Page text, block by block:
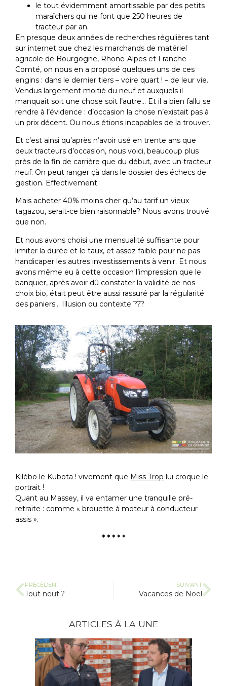
le tout évidemment amortissable par des petits
maraîchers qui ne font que 250 heures de
tracteur par an.
En presque deux années de recherches régulières tant
sur internet que chez les marchands de matériel
agricole de Bourgogne, Rhone-Alpes et Franche -
Comté, on nous en a proposé quelques uns de ces
engins : dans le dernier tiers – voire quart ! – de leur vie.
Vendus largement moitié du neuf et auxquels il
manquait soit une chose soit l’autre… Et il a bien fallu se
rendre à l’évidence : d’occasion la chose n’existait pas à
un prix décent. Ou nous étions incapables de la trouver.
Et c’est ainsi qu’après n’avoir usé en trente ans que
deux tracteurs d’occasion, nous voici, beaucoup plus
près de la fin de carrière que du début, avec un tracteur
neuf. On peut ranger çà dans le dossier des échecs de
gestion. Effectivement.
Mais acheter 40% moins cher qu’au tarif un vieux
tagazou, serait-ce bien raisonnable? Nous avons trouvé
que non.
Et nous avons choisi une mensualité suffisante pour
limiter la durée et le taux, et assez faible pour ne pas
handicaper les autres investissements à venir. Et nous
avons même eu à cette occasion l’impression que le
banquier, après avoir dû constater la validité de nos
choix bio, était peut être aussi rassuré par la régularité
des paniers… Illusion ou contexte ???
Kilébo le Kubota ! vivement que Miss Trop lui croque le
portrait !
Quant au Massey, il va entamer une tranquille pré-
retraite : comme « brouette à moteur à conducteur
assis ».
* * * * *
PRÉCÉDENT
Tout neuf ?
SUIVANT
Vacances de Noël
ARTICLES À LA UNE